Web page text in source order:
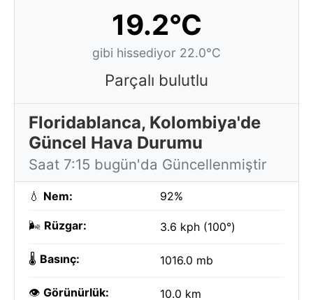
19.2°C
gibi hissediyor 22.0°C
Parçalı bulutlu
Floridablanca, Kolombiya'de
Güncel Hava Durumu
Saat 7:15 bugün'da Güncellenmiştir
💧 Nem: 92%
🌬️ Rüzgar: 3.6 kph (100°)
🌡️ Basınç: 1016.0 mb
👁️ Görünürlük: 10.0 km